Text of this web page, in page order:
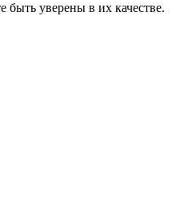
уверены в их качестве.